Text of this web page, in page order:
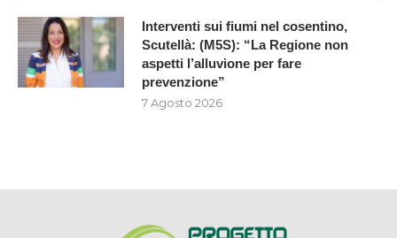
Interventi sui fiumi nel cosentino,
Scutellà: (M5S): “La Regione non
aspetti l’alluvione per fare
prevenzione”
7 Agosto 2026